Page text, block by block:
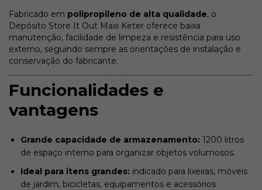
Fabricado em polipropileno de alta qualidade, o
Depósito Store It Out Maxi Keter oferece baixa
manutenção, facilidade de limpeza e resistência para uso
externo, seguindo sempre as orientações de instalação e
conservação do fabricante.
Funcionalidades e
vantagens
Grande capacidade de armazenamento: 1200 litros
de espaço interno para organizar objetos volumosos.
Ideal para itens grandes: indicado para lixeiras, móveis
de jardim, bicicletas, equipamentos e acessórios